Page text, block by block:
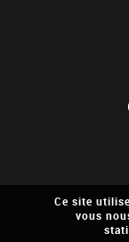
Ce site
vous